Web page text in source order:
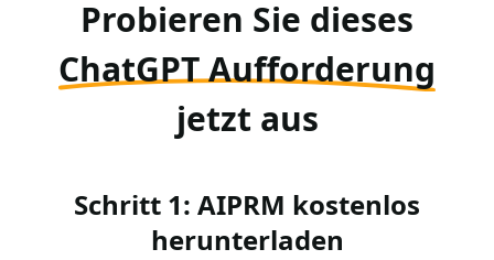
Probieren Sie dieses
ChatGPT Aufforderung
jetzt aus
Schritt 1: AIPRM kostenlos
herunterladen